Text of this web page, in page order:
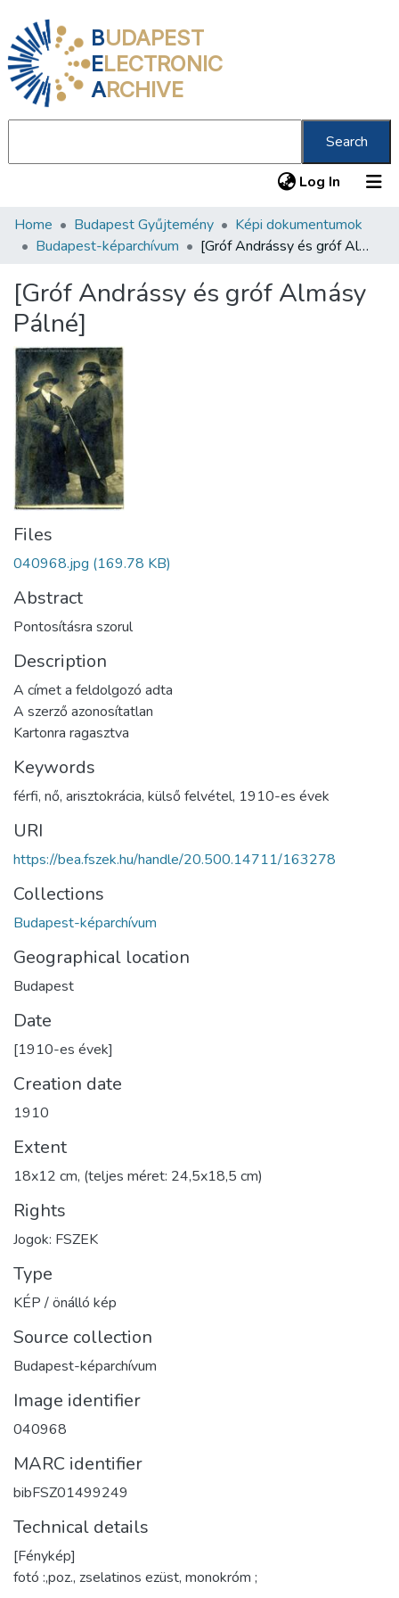
BUDAPEST
ELECTRONIC
ARCHIVE
Search
Log In (current)
Communities & Collections
Statistics
About us
Home Budapest Gyűjtemény
Képi dokumentumok
Budapest-képarchívum
[Gróf Andrássy és gróf Almásy Pálné]
[Gróf Andrássy és gróf Almásy
Pálné]
Files
040968.jpg (169.78 KB)
Abstract
Pontosításra szorul
Description
A címet a feldolgozó adta
A szerző azonosítatlan
Kartonra ragasztva
Keywords
férfi, nő, arisztokrácia, külső felvétel, 1910-es évek
URI
https://bea.fszek.hu/handle/20.500.14711/163278
Collections
Budapest-képarchívum
Geographical location
Budapest
Date
[1910-es évek]
Creation date
1910
Extent
18x12 cm, (teljes méret: 24,5x18,5 cm)
Rights
Jogok: FSZEK
Type
KÉP / önálló kép
Source collection
Budapest-képarchívum
Image identifier
040968
MARC identifier
bibFSZ01499249
Technical details
[Fénykép]
fotó :,poz., zselatinos ezüst, monokróm ;